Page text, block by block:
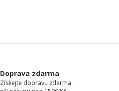
Doprava zdarma
Získejte dopravu zdarma